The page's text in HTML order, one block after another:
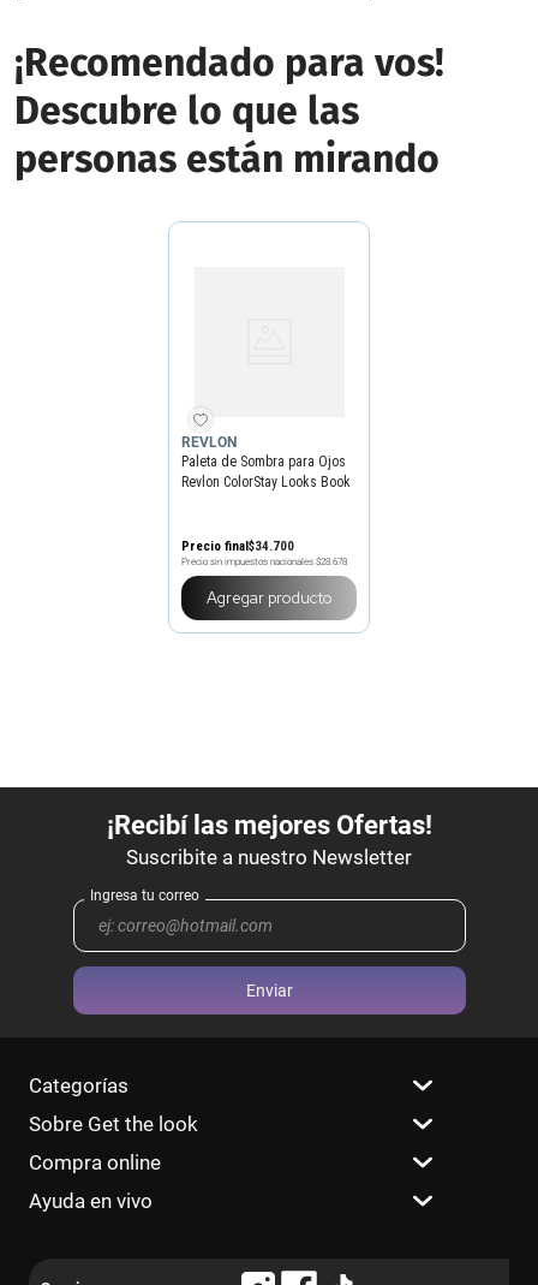
¡Recomendado para vos!
Descubre lo que las
personas están mirando
REVLON
Paleta de Sombra para Ojos
Revlon ColorStay Looks Book
Precio final$34.700
Precio sin impuestos nacionales $28.678
Agregar producto
Enviar
Categorías
Sobre Get the look
Compra online
Ayuda en vivo